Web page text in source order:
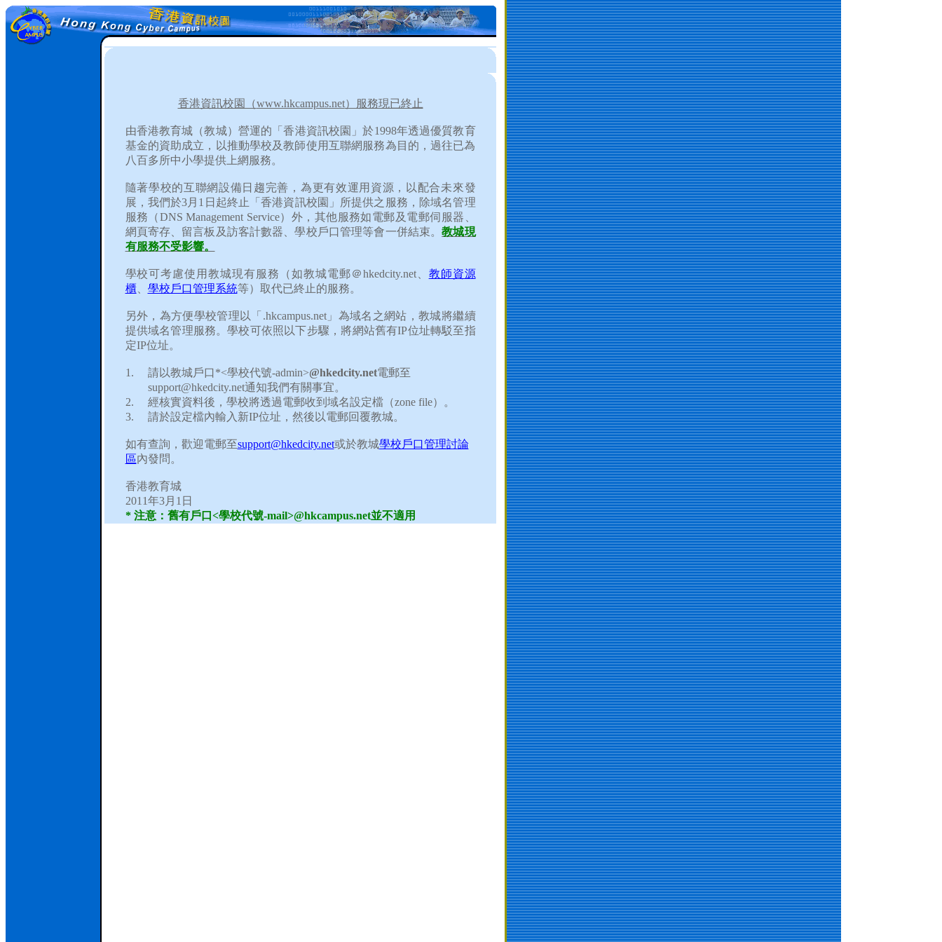
香港資訊校園（www.hkcampus.net）服務現已終止
由香港教育城（教城）營運的「香港資訊校園」於1998年透過優質教育
基金的資助成立，以推動學校及教師使用互聯網服務為目的，過往已為
八百多所中小學提供上網服務。
隨著學校的互聯網設備日趨完善，為更有效運用資源，以配合未來發
展，我們於3月 1 日起終止「香港資訊校園」所提供之服務，除域名管理
服務（DNS Management Service）外，其他服務如電郵及電郵伺服器、
網頁寄存、留言板及訪客計數器、學校戶口管理等會一併結束。教城現
有服務不受影響。
學校可考慮使用教城現有服務（如教城電郵＠hkedcity.net、 教師資源
櫃、 學校戶口管理系統等）取代已終止的服務。
另外，為方便學校管理以「 .hkcampus.net」為域名之網站，教城將繼續
提供域名管理服務。學校可依照以下步驟，將網站舊有IP位址轉駁至指
定IP位址。
1. 請以教城戶口*<學校代號-admin>@hkedcity.net電郵至
support@hkedcity.net通知我們有關事宜。
2.
經核實資料後，學校將透過電郵收到域名設定檔（zone file）。
3.
請於設定檔內輸入新IP位址，然後以電郵回覆教城。
如有查詢，歡迎電郵至support@hkedcity.net或於教城學校戶口管理討論
區內發問。
香港教育城
2011年3月 1 日
* 注意：舊有戶口 <學校代號-mail>@hkcampus.net並不適用